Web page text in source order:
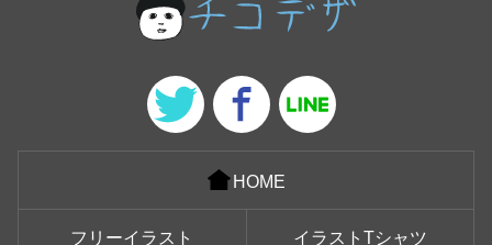
HOME
フリーイラスト イラストTシャツ